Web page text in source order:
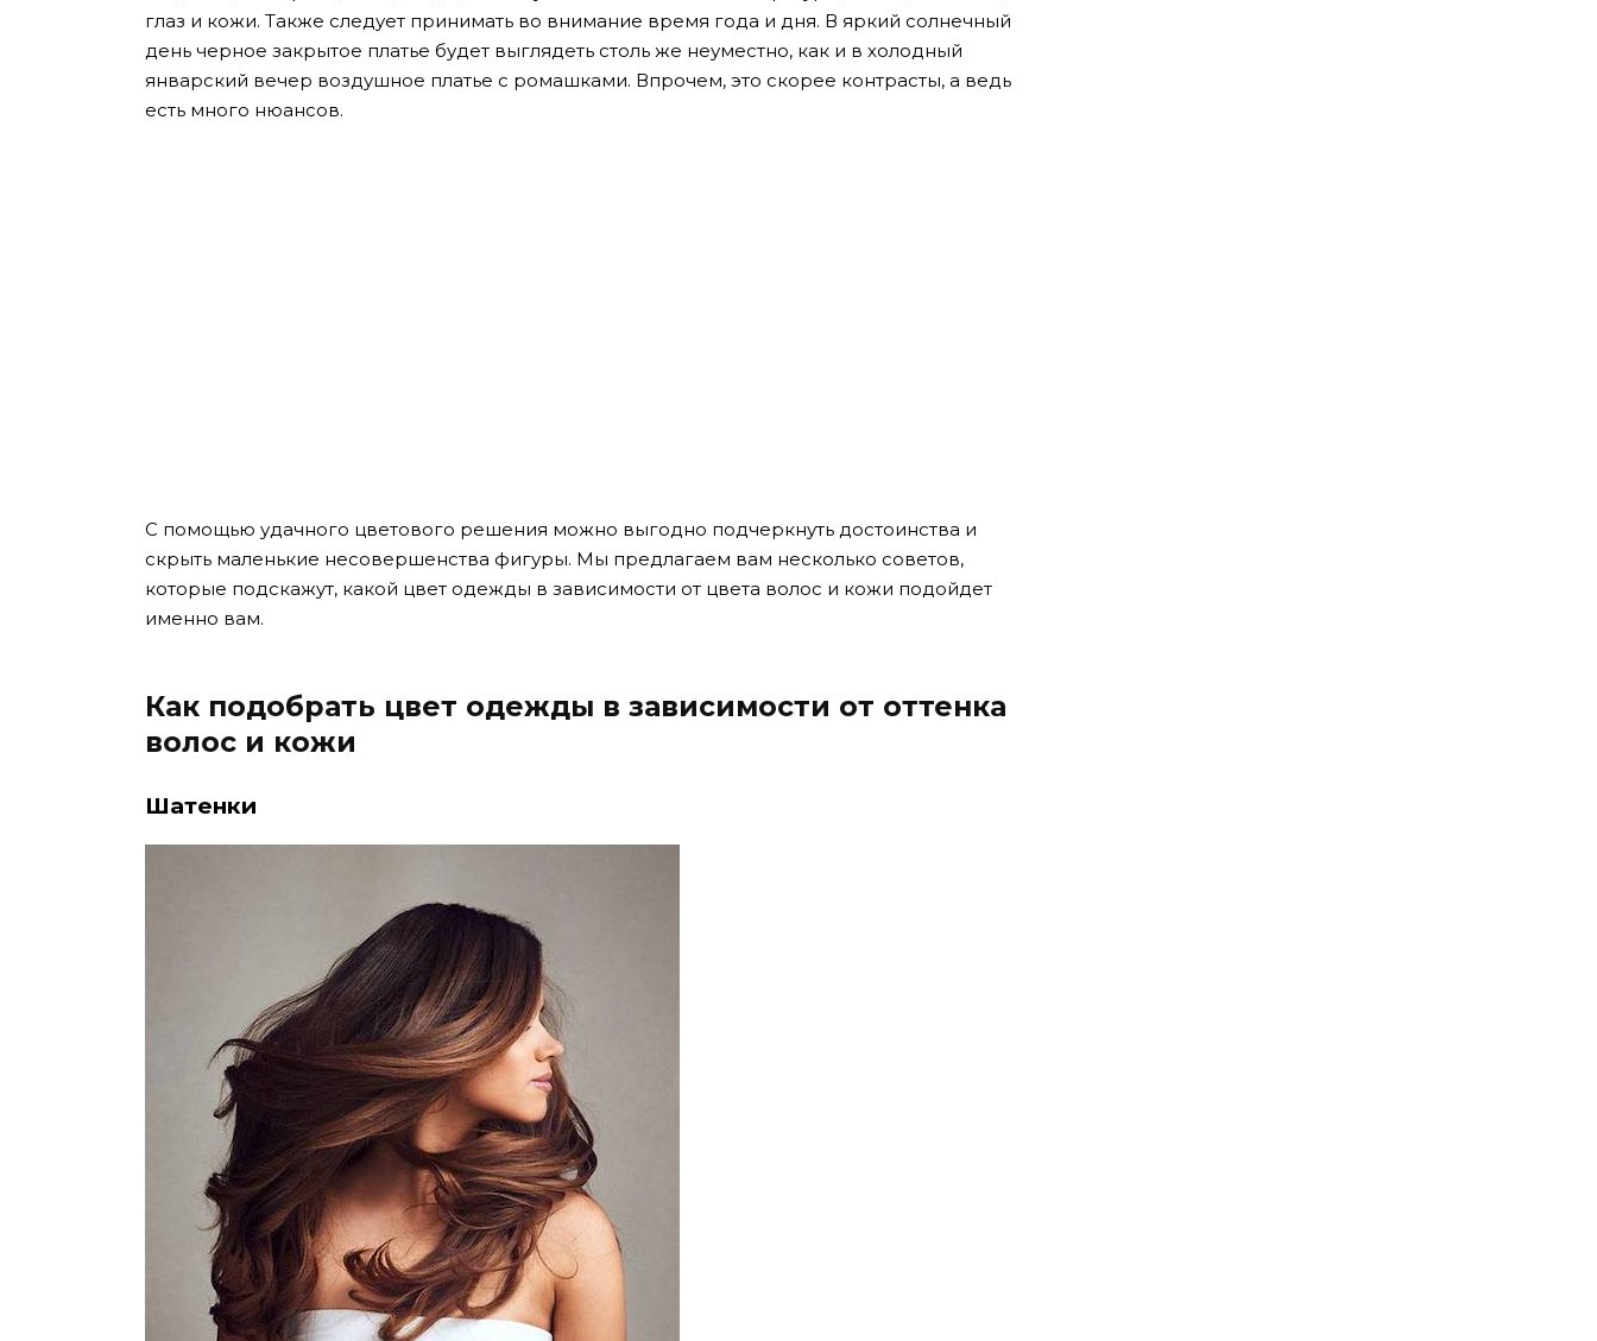
глаз и кожи. Также следует принимать во внимание время года и дня. В яркий солнечный
день черное закрытое платье будет выглядеть столь же неуместно, как и в холодный
январский вечер воздушное платье с ромашками. Впрочем, это скорее контрасты, а ведь
есть много нюансов.
С помощью удачного цветового решения можно выгодно подчеркнуть достоинства и
скрыть маленькие несовершенства фигуры. Мы предлагаем вам несколько советов,
которые подскажут, какой цвет одежды в зависимости от цвета волос и кожи подойдет
именно вам.
Как подобрать цвет одежды в зависимости от оттенка
волос и кожи
Шатенки